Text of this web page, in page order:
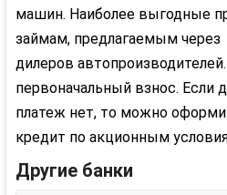
машин. Наиболее выгодные
займам, предлагаемым через
дилеров автопроизводителей
первоначальный взнос. Если
платеж нет, то можно
кредит по акционным
Другие банки